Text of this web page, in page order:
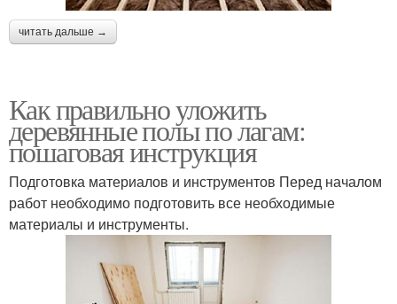
читать дальше →
Как правильно уложить
деревянные полы по лагам:
пошаговая инструкция
Подготовка материалов и инструментов Перед началом
работ необходимо подготовить все необходимые
материалы и инструменты.